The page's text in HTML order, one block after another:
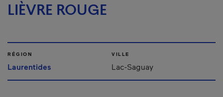
LIÈVRE ROUGE
RÉGION
Laurentides
VILLE
Lac-Saguay